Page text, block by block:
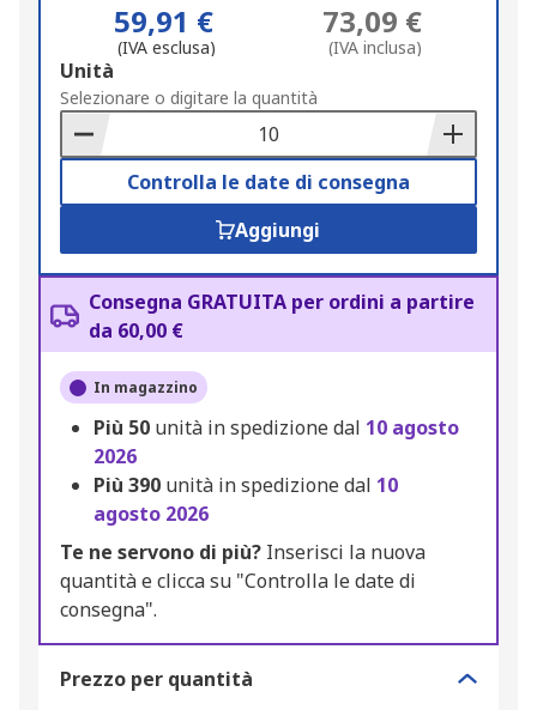
59,91 €
(IVA esclusa)
73,09 €
(IVA inclusa)
Add
to
Basket
Unità
Selezionare o digitare la quantità
Controlla le date di consegna
Aggiungi
Consegna GRATUITA per ordini a partire
da 60,00 €
In magazzino
Più 50 unità in spedizione dal 10 agosto
2026
Più 390 unità in spedizione dal 10
agosto 2026
Te ne servono di più? Inserisci la nuova
quantità e clicca su "Controlla le date di
consegna".
Prezzo per quantità